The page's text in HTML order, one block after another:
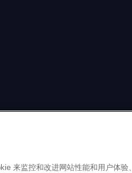
来监控和改进网站性能和用户体